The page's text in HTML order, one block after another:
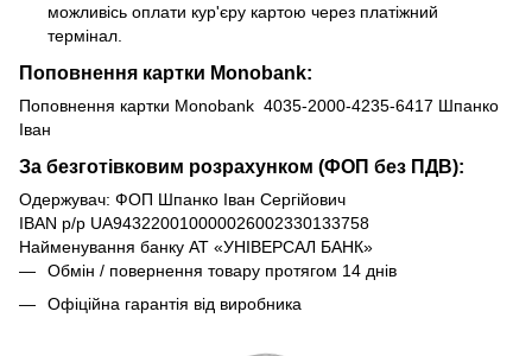
можливісь оплати кур'єру картою через платіжний
термінал.
Поповнення картки Monobank:
Поповнення картки Monobank 4035-2000-4235-6417 Шпанко
Іван
За безготівковим розрахунком (ФОП без ПДВ):
Одержувач: ФОП Шпанко Іван Сергійович
IBAN р/р UA943220010000026002330133758
Найменування банку АТ «УНІВЕРСАЛ БАНК»
Обмін / повернення товару протягом 14 днів
Офіційна гарантія від виробника